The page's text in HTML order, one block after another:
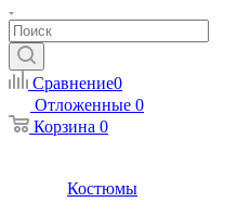
Сравнение0
Отложенные 0
Корзина 0
Костюмы